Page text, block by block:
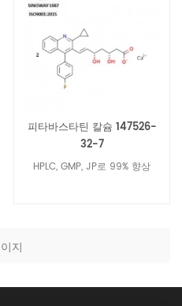
피타바스타틴 칼슘 147526-
32-7
HPLC, GMP, JP로 99% 향상
지